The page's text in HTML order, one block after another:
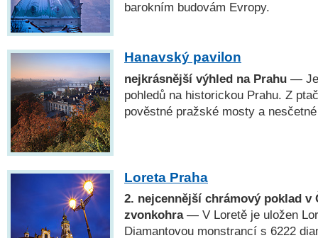
barokním budovám Evropy.
Hanavský pavilon
nejkrásnější výhled na Prahu —
pohledů na historickou Prahu. Z
pověstné pražské mosty a
Loreta Praha
2. nejcennější chrámový poklad v
zvonkohra— V Loretě je uložen
Diamantovou monstrancí s 6222